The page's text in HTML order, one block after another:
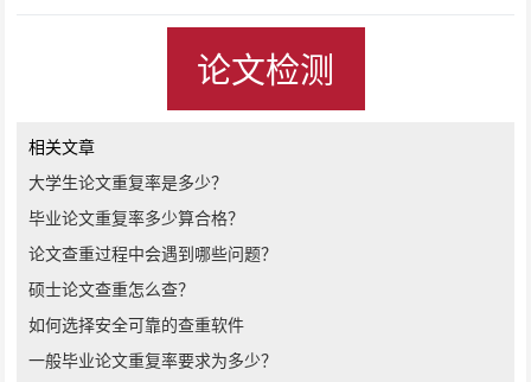
论文检测
相关文章
大学生论文重复率是多少？
毕业论文重复率多少算合格？
论文查重过程中会遇到哪些问题？
硕士论文查重怎么查？
如何选择安全可靠的查重软件
一般毕业论文重复率要求为多少？